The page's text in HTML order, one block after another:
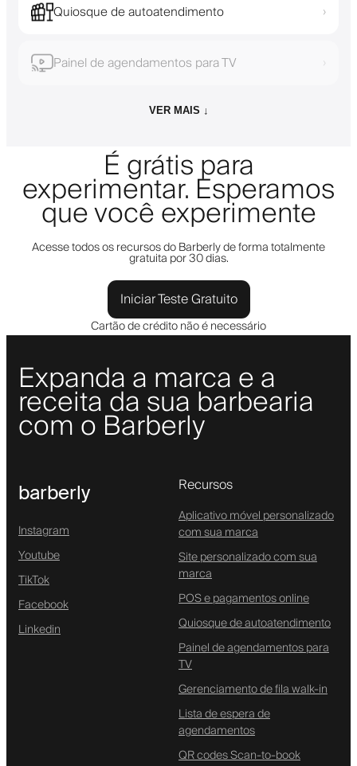
Quiosque de autoatendimento ›
Painel de agendamentos para TV ›
VER MAIS ↓
É grátis para
experimentar. Esperamos
que você experimente
Acesse todos os recursos do Barberly de forma totalmente
gratuita por 30 dias.
Iniciar Teste Gratuito
Cartão de crédito não é necessário
Expanda a marca e a
receita da sua barbearia
com o Barberly
barberly
Instagram
Youtube
TikTok
Facebook
Linkedin
Recursos
Aplicativo móvel personalizado
com sua marca
Site personalizado com sua
marca
POS e pagamentos online
Quiosque de autoatendimento
Painel de agendamentos para
TV
Gerenciamento de fila walk-in
Lista de espera de
agendamentos
QR codes Scan-to-book